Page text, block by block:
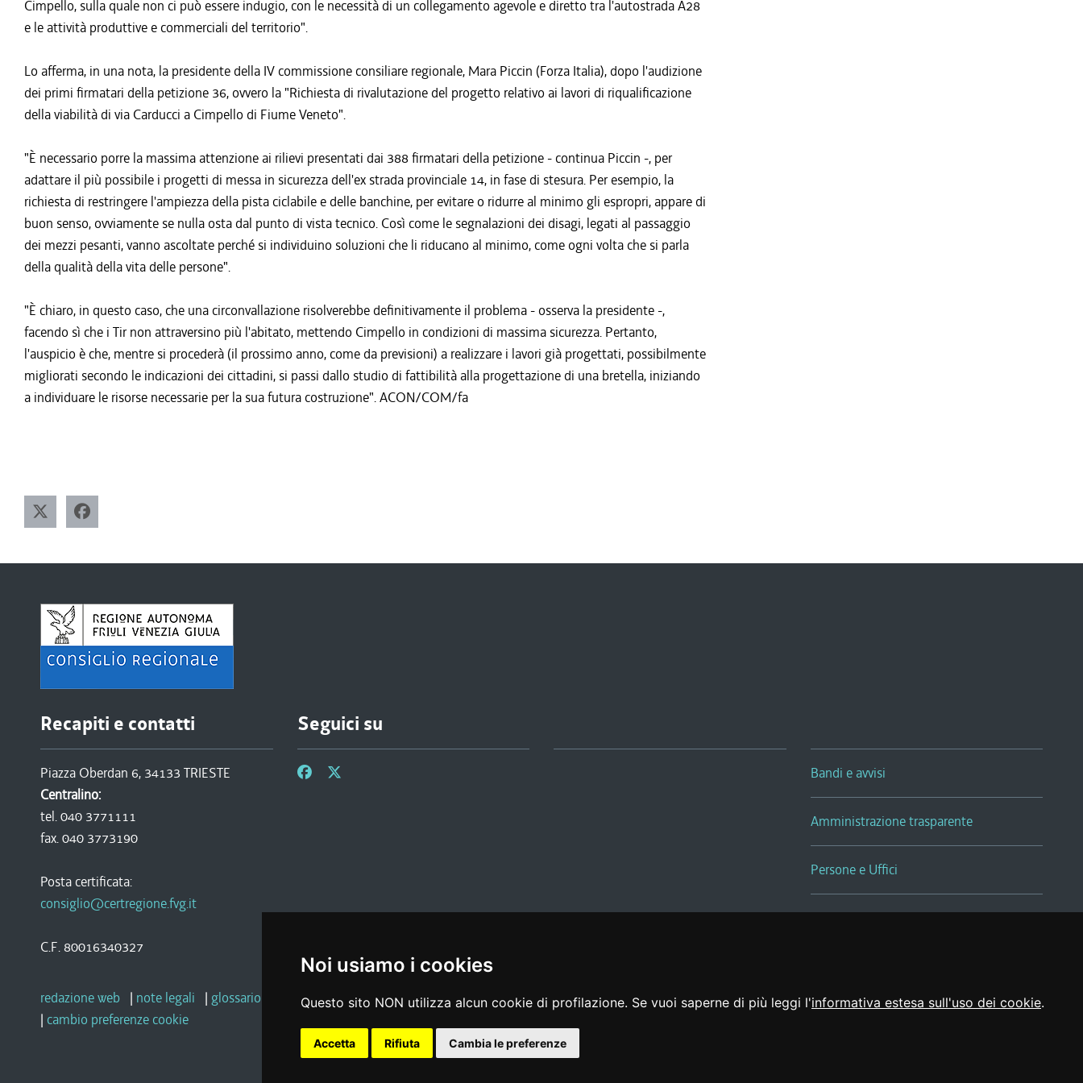
Noi usiamo i cookies
Questo sito NON utilizza alcun cookie di profilazione. Se vuoi saperne di più leggi l'informativa estesa sull'uso dei cookie.
Accetta Rifiuta Cambia le preferenze
Cimpello, sulla quale non ci può essere indugio, con le necessità di un collegamento agevole e diretto tra l'autostrada A28
e le attività produttive e commerciali del territorio".
Lo afferma, in una nota, la presidente della IV commissione consiliare regionale, Mara Piccin (Forza Italia), dopo l'audizione
dei primi firmatari della petizione 36, ovvero la "Richiesta di rivalutazione del progetto relativo ai lavori di riqualificazione
della viabilità di via Carducci a Cimpello di Fiume Veneto".
"È necessario porre la massima attenzione ai rilievi presentati dai 388 firmatari della petizione - continua Piccin -, per
adattare il più possibile i progetti di messa in sicurezza dell'ex strada provinciale 14, in fase di stesura. Per esempio, la
richiesta di restringere l'ampiezza della pista ciclabile e delle banchine, per evitare o ridurre al minimo gli espropri, appare di
buon senso, ovviamente se nulla osta dal punto di vista tecnico. Così come le segnalazioni dei disagi, legati al passaggio
dei mezzi pesanti, vanno ascoltate perché si individuino soluzioni che li riducano al minimo, come ogni volta che si parla
della qualità della vita delle persone".
"È chiaro, in questo caso, che una circonvallazione risolverebbe definitivamente il problema - osserva la presidente -,
facendo sì che i Tir non attraversino più l'abitato, mettendo Cimpello in condizioni di massima sicurezza. Pertanto,
l'auspicio è che, mentre si procederà (il prossimo anno, come da previsioni) a realizzare i lavori già progettati, possibilmente
migliorati secondo le indicazioni dei cittadini, si passi dallo studio di fattibilità alla progettazione di una bretella, iniziando
a individuare le risorse necessarie per la sua futura costruzione". ACON/COM/fa
Recapiti e contatti
Piazza Oberdan 6, 34133 TRIESTE
Centralino:
tel. 040 3771111
fax. 040 3773190
Posta certificata:
consiglio@certregione.fvg.it
C.F. 80016340327
Seguici su
Bandi e avvisi
Amministrazione trasparente
Persone e Uffici
Sala Tiziano Tessitori
redazione web | note legali | glossario privacy |social media policy | dichiarazione di accessibilità | feedback
| cambio preferenze cookie
Realizzato da